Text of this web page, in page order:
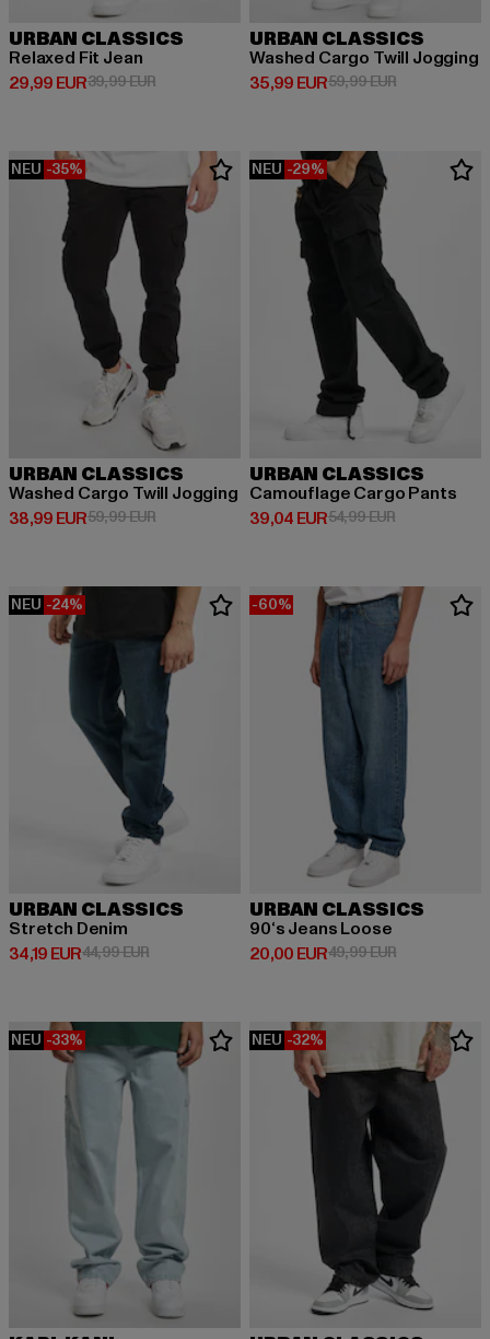
URBAN CLASSICS
Relaxed Fit Jean
29,99 EUR
Derzeitiger Preis: 29,99 EUR
39,99 EURAktionspreis: 39,99 EUR
URBAN CLASSICS
Washed Cargo Twill Jogging
35,99 EUR
Derzeitiger Preis: 35,99 EUR
59,99 EURAktionspreis:
NEU -35%
URBAN CLASSICS
Washed Cargo Twill Jogging
38,99 EUR
Derzeitiger Preis: 38,99 EUR
59,99 EURAktionspreis: 59,99 EUR
NEU -29%
URBAN CLASSICS
Camouflage Cargo Pants
39,04 EUR
Derzeitiger Preis: 39,04 EUR
54,99 EURAktionspreis:
NEU -24%
URBAN CLASSICS
Stretch Denim
34,19 EUR
Derzeitiger Preis: 34,19 EUR
44,99 EURAktionspreis: 44,99 EUR
-60%
URBAN CLASSICS
90‘s Jeans Loose
20,00 EUR
Derzeitiger Preis: 20,00 EUR
49,99 EURAktionspreis:
NEU -33% NEU -32%